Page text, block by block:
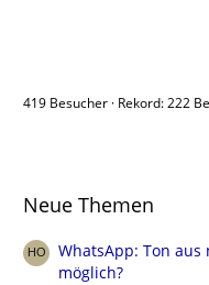
419 Besucher Rekord: 222
Neue Themen
WhatsApp: Ton
möglich?